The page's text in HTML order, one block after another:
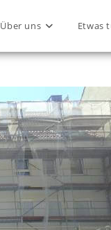
Über uns Etwas